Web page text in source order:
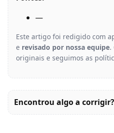
—
Este artigo foi redigido com
e revisado por nossa equipe.
originais e seguimos as
Encontrou algo a corrigir?